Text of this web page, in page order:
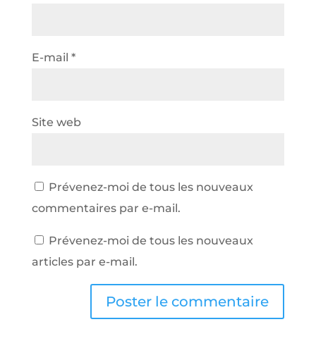
E-mail *
Site web
Prévenez-moi de tous les nouveaux
commentaires par e-mail.
Prévenez-moi de tous les nouveaux
articles par e-mail.